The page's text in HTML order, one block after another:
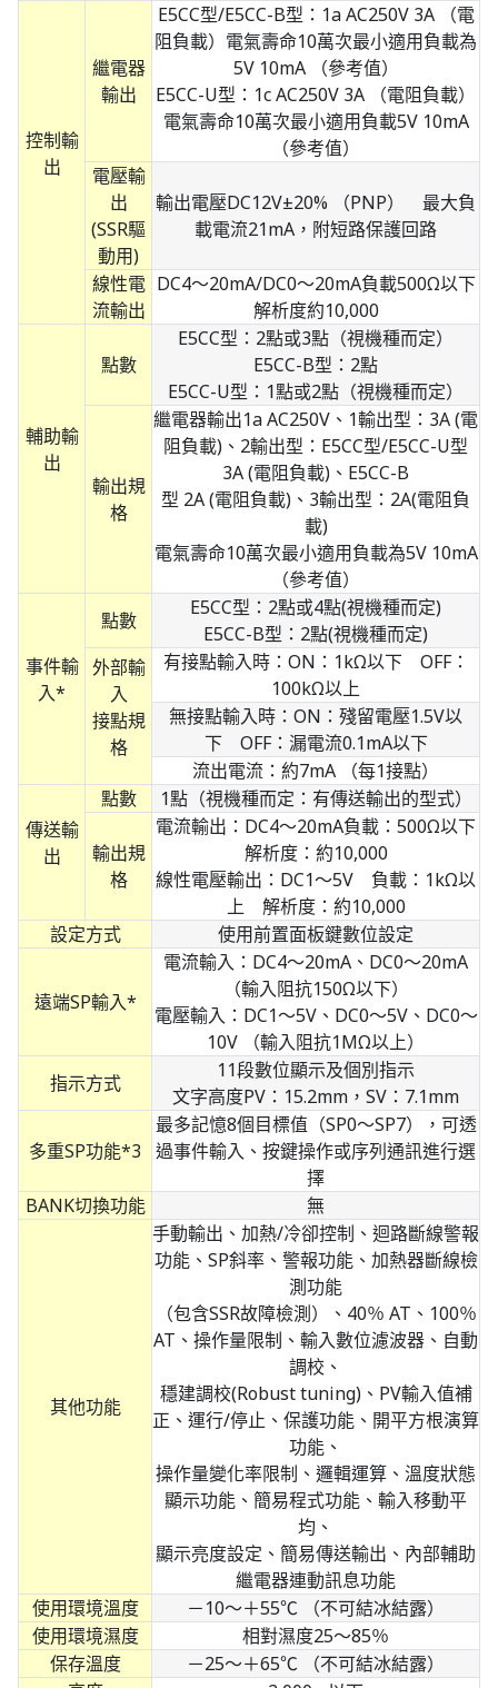
控制輸
出
繼電器
輸出
E5CC型/E5CC-B型：1a AC250V 3A （電
阻負載）電氣壽命10萬次最小適用負載為
5V 10mA （參考值）
E5CC-U型：1c AC250V 3A （電阻負載）
電氣壽命10萬次最小適用負載5V 10mA
（參考值）
電壓輸
出
(SSR驅
動用)
輸出電壓DC12V±20% （PNP） 最大負
載電流21mA，附短路保護回路
線性電
流輸出
DC4～20mA/DC0～20mA負載500Ω以下
解析度約10,000
輔助輸
出
點數
E5CC型：2點或3點（視機種而定）
E5CC-B型：2點
E5CC-U型：1點或2點（視機種而定）
輸出規
格
繼電器輸出1a AC250V、1輸出型：3A (電
阻負載)、2輸出型：E5CC型/E5CC-U型
3A (電阻負載)、E5CC-B
型 2A (電阻負載)、3輸出型：2A(電阻負
載)
電氣壽命10萬次最小適用負載為5V 10mA
（參考值）
事件輸
入*
點數
E5CC型：2點或4點(視機種而定)
E5CC-B型：2點(視機種而定)
外部輸
入
接點規
格
有接點輸入時：ON：1kΩ以下 OFF：
100kΩ以上
無接點輸入時：ON：殘留電壓1.5V以
下 OFF：漏電流0.1mA以下
流出電流：約7mA （每1接點）
傳送輸
出
點數 1點（視機種而定：有傳送輸出的型式）
輸出規
格
電流輸出：DC4～20mA負載：500Ω以下
解析度：約10,000
線性電壓輸出：DC1～5V 負載：1kΩ以
上 解析度：約10,000
設定方式
使用前置面板鍵數位設定
遠端SP輸入*
電流輸入：DC4～20mA、DC0～20mA
（輸入阻抗150Ω以下）
電壓輸入：DC1～5V、DC0～5V、DC0～
10V （輸入阻抗1MΩ以上）
指示方式
11段數位顯示及個別指示
文字高度PV：15.2mm，SV：7.1mm
多重SP功能*3
最多記憶8個目標值（SP0～SP7），可透
過事件輸入、按鍵操作或序列通訊進行選
擇
BANK切換功能
無
其他功能
手動輸出、加熱/冷卻控制、迴路斷線警報
功能、SP斜率、警報功能、加熱器斷線檢
測功能
（包含SSR故障檢測）、40％ AT、100％
AT、操作量限制、輸入數位濾波器、自動
調校、
穩建調校(Robust tuning)、PV輸入值補
正、運行/停止、保護功能、開平方根演算
功能、
操作量變化率限制、邏輯運算、溫度狀態
顯示功能、簡易程式功能、輸入移動平
均、
顯示亮度設定、簡易傳送輸出、內部輔助
繼電器連動訊息功能
使用環境溫度
－10～＋55℃ （不可結冰結露）
使用環境濕度
相對濕度25～85％
保存溫度
－25～＋65℃ （不可結冰結露）